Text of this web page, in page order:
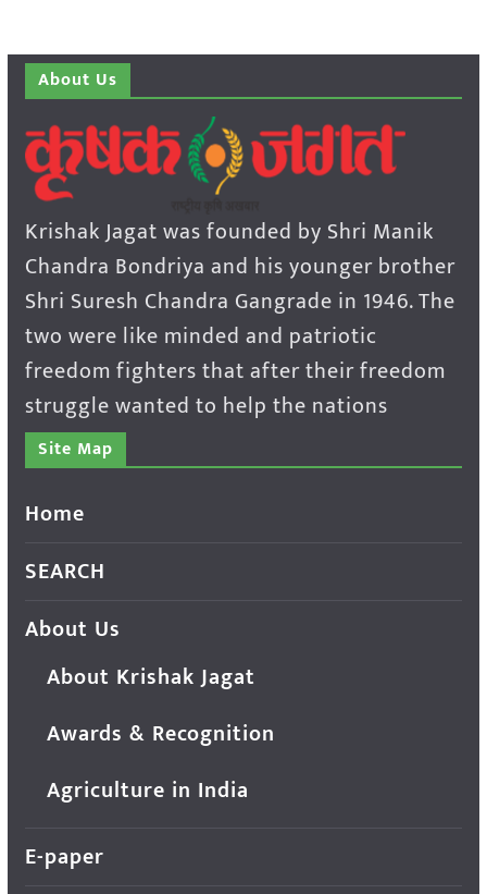
About Us
Krishak Jagat was founded by Shri Manik
Chandra Bondriya and his younger brother
Shri Suresh Chandra Gangrade in 1946. The
two were like minded and patriotic
freedom fighters that after their freedom
struggle wanted to help the nations
Site Map
Home
SEARCH
About Us
About Krishak Jagat
Awards & Recognition
Agriculture in India
E-paper